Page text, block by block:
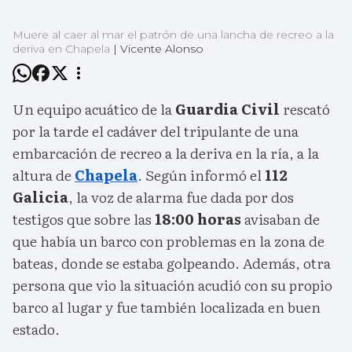
Muere al caer al mar el patrón de una lancha de recreo a la
deriva en Chapela | Vicente Alonso
Un equipo acuático de laGuardia Civil rescató
por la tarde el cadáver del tripulante de una
embarcación de recreo a la deriva en la ría, a la
altura de Chapela. Según informó el112
Galicia, la voz de alarma fue dada por dos
testigos que sobre las 18:00 horasavisaban de
que había un barco con problemas en la zona de
bateas, donde se estaba golpeando. Además, otra
persona que vio la situación acudió con su propio
barco al lugar y fue también localizada en buen
estado.